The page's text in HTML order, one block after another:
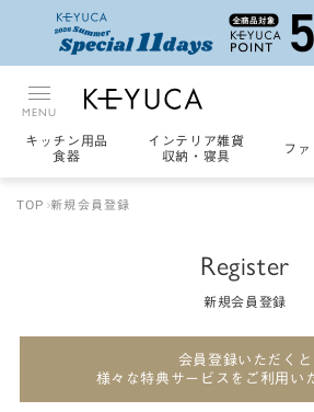
MENU
キッチン用品
食器
インテリア雑貨
収納・寝具
フ
TOP 新規会員登録
Register
新規会員登録
会員登録いただくと
様々な特典サービスをご利用い